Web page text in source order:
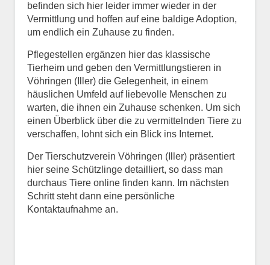
befinden sich hier leider immer wieder in der
Vermittlung und hoffen auf eine baldige Adoption,
um endlich ein Zuhause zu finden.
Pflegestellen ergänzen hier das klassische
Tierheim und geben den Vermittlungstieren in
Vöhringen (Iller) die Gelegenheit, in einem
häuslichen Umfeld auf liebevolle Menschen zu
warten, die ihnen ein Zuhause schenken. Um sich
einen Überblick über die zu vermittelnden Tiere zu
verschaffen, lohnt sich ein Blick ins Internet.
Der Tierschutzverein Vöhringen (Iller) präsentiert
hier seine Schützlinge detailliert, so dass man
durchaus Tiere online finden kann. Im nächsten
Schritt steht dann eine persönliche
Kontaktaufnahme an.